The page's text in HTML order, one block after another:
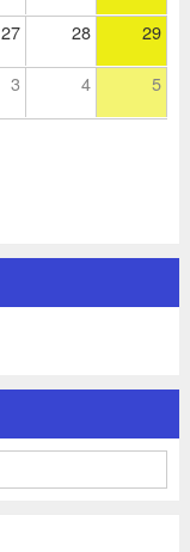
27 28 29
3 4 5